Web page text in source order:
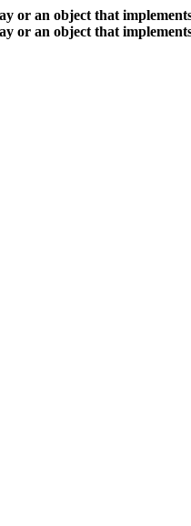
or an object that
or an object that